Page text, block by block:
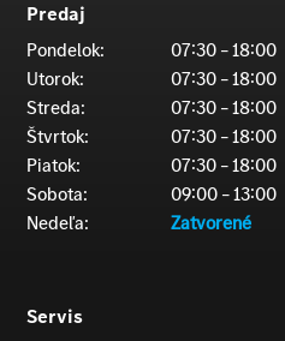
Predaj
Pondelok:
07:30 – 18:00
Utorok:
07:30 – 18:00
Streda:
07:30 – 18:00
Štvrtok:
07:30 – 18:00
Piatok:
07:30 – 18:00
Sobota:
09:00 – 13:00
Nedeľa:
Zatvorené
Servis